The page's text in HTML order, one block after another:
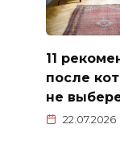
11
после
не
22.07.2026